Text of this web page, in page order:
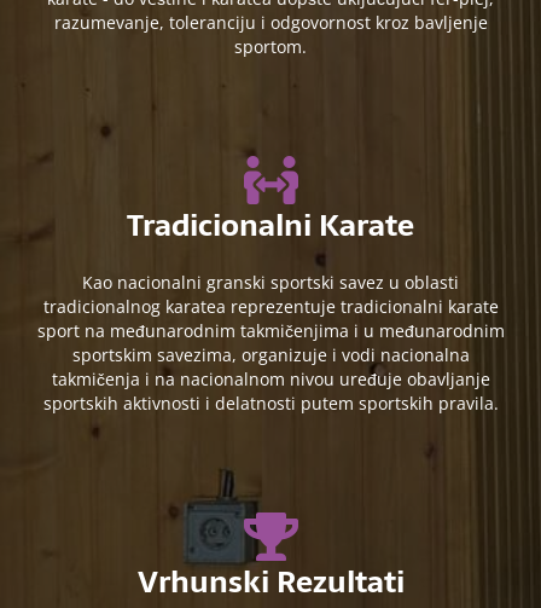
razumevanje, toleranciju i odgovornost kroz bavljenje
sportom.
Tradicionalni Karate
Kao nacionalni granski sportski savez u oblasti
tradicionalnog karatea reprezentuje tradicionalni karate
sport na međunarodnim takmičenjima i u međunarodnim
sportskim savezima, organizuje i vodi nacionalna
takmičenja i na nacionalnom nivou uređuje obavljanje
sportskih aktivnosti i delatnosti putem sportskih pravila.
Vrhunski Rezultati